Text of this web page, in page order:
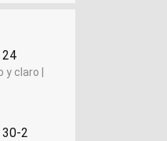
24
claro |
30-2